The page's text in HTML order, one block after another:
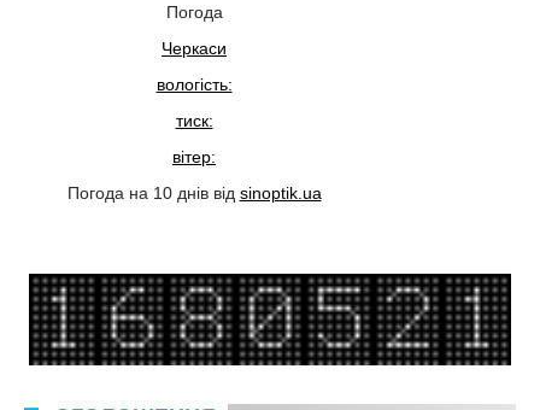
Погода
Черкаси
вологість:
тиск:
вітер:
Погода на 10 днів від sinoptik.ua